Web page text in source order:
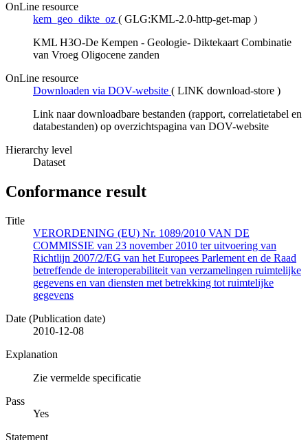
OnLine resource
kem_geo_dikte_oz ( GLG:KML-2.0-http-get-map )
KML H3O-De Kempen - Geologie- Diktekaart Combinatie
van Vroeg Oligocene zanden
OnLine resource
Downloaden via DOV-website ( LINK download-store )
Link naar downloadbare bestanden (rapport, correlatietabel en
databestanden) op overzichtspagina van DOV-website
Hierarchy level
Dataset
Conformance result
Title
VERORDENING (EU) Nr. 1089/2010 VAN DE
COMMISSIE van 23 november 2010 ter uitvoering van
Richtlijn 2007/2/EG van het Europees Parlement en de Raad
betreffende de interoperabiliteit van verzamelingen ruimtelijke
gegevens en van diensten met betrekking tot ruimtelijke
gegevens
Date (Publication date)
2010-12-08
Explanation
Zie vermelde specificatie
Pass
Yes
Statement